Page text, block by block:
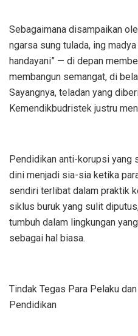
Sebagaimana disampaikan
ngarsa sung tulada, ing
handayani” — di depan
membangun semangat, di
Sayangnya, teladan yang
Kemendikbudristek justru
Pendidikan anti-korupsi yang
dini menjadi sia-sia ketika
sendiri terlibat dalam praktik
siklus buruk yang sulit
tumbuh dalam lingkungan
sebagai hal biasa.
Tindak Tegas Para Pelaku
Pendidikan